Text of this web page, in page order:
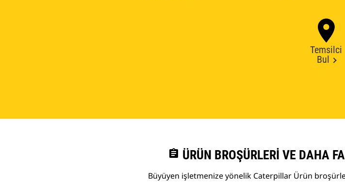
Temsilci
Bul
assignment ÜRÜN BROŞÜRLERI VE DAHA
Büyüyen işletmenize yönelik Caterpillar Ürün